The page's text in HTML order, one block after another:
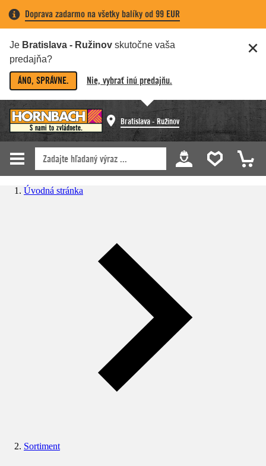
Doprava zadarmo na všetky balíky od 99 EUR
Je Bratislava - Ružinov skutočne vaša
predajňa?
ÁNO, SPRÁVNE. Nie, vybrať inú predajňu.
Bratislava - Ružinov
Úvodná stránka
Sortiment